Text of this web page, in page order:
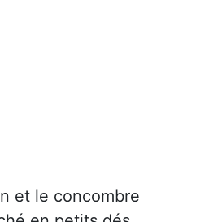
et le concombre